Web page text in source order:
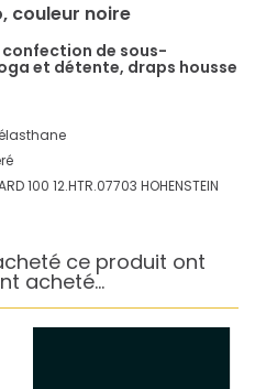
couleur noire
de sous-
et détente, draps housse
100 12.HTR.07703 HOHENSTEIN
ce produit ont
acheté...